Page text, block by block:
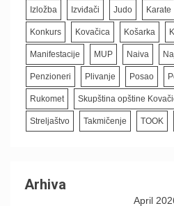
Izložba Izviđači Judo Karate
Konkurs Kovačica Košarka
Manifestacije MUP Naiva
Penzioneri Plivanje Posao
Rukomet Skupština opštine
Streljaštvo Takmičenje TOOK
Arhiva
April